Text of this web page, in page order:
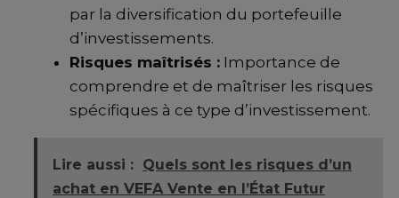
par la diversification du portefeuille
d’investissements.
Risques maîtrisés : Importance de
comprendre et de maîtriser les risques
spécifiques à ce type d’investissement.
Lire aussi : Quels sont les risques d’un
achat en VEFA Vente en l’État Futur